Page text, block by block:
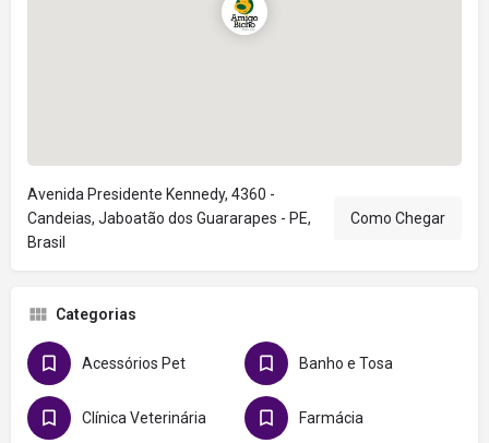
Avenida Presidente Kennedy, 4360 -
Candeias, Jaboatão dos Guararapes - PE,
Brasil
Como Chegar
Categorias
Acessórios Pet Banho e Tosa
Clínica Veterinária Farmácia